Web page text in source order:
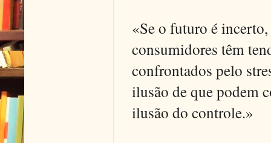
«Se o futuro é
consumidores têm
confrontados pelo
ilusão de que podem
ilusão do controle.»